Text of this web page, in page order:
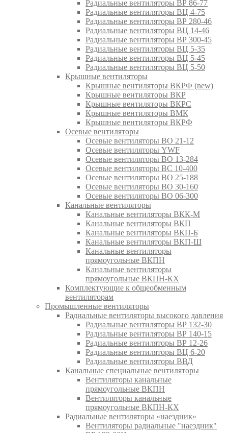
Радиальные вентиляторы ВР 86-77
Радиальные вентиляторы ВЦ 4-75
Радиальные вентиляторы ВР 280-46
Радиальные вентиляторы ВЦ 14-46
Радиальные вентиляторы ВР 300-45
Радиальные вентиляторы ВЦ 5-35
Радиальные вентиляторы ВЦ 5-45
Радиальные вентиляторы ВЦ 5-50
Крышные вентиляторы
Крышные вентиляторы ВКРФ (new)
Крышные вентиляторы ВКР
Крышные вентиляторы ВКРС
Крышные вентиляторы ВМК
Крышные вентиляторы ВКРФ
Осевые вентиляторы
Осевые вентиляторы ВО 21-12
Осевые вентиляторы YWF
Осевые вентиляторы ВО 13-284
Осевые вентиляторы ВС 10-400
Осевые вентиляторы ВО 25-188
Осевые вентиляторы ВО 30-160
Осевые вентиляторы ВО 06-300
Канальные вентиляторы
Канальные вентиляторы ВКК-М
Канальные вентиляторы ВКП
Канальные вентиляторы ВКП-Б
Канальные вентиляторы ВКП-Ш
Канальные вентиляторы
прямоугольные ВКПН
Канальные вентиляторы
прямоугольные ВКПН-КХ
Комплектующие к общеобменным
вентиляторам
Промышленные вентиляторы
Радиальные вентиляторы высокого давления
Радиальные вентиляторы ВР 132-30
Радиальные вентиляторы ВР 140-15
Радиальные вентиляторы ВР 12-26
Радиальные вентиляторы ВЦ 6-20
Радиальные вентиляторы ВВД
Канальные специальные вентиляторы
Вентиляторы канальные
прямоугольные ВКПН
Вентиляторы канальные
прямоугольные ВКПН-КХ
Радиальные вентиляторы «наездник»
Вентиляторы радиальные "наездник"